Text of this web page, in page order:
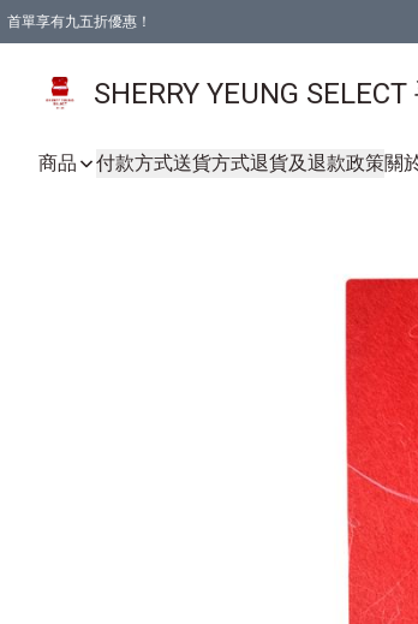
首單享有九五折優惠！
SHERRY YEUNG
商品 付款方式送貨方式退貨及退款政策關